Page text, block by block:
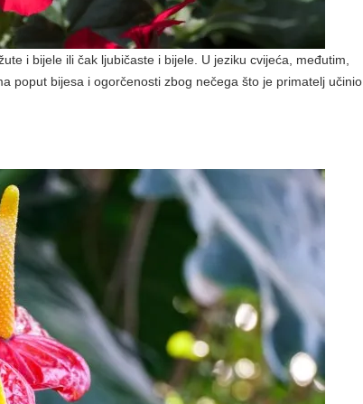
i bijele ili čak ljubičaste i bijele. U jeziku cvijeća, međutim,
poput bijesa i ogorčenosti zbog nečega što je primatelj učinio.